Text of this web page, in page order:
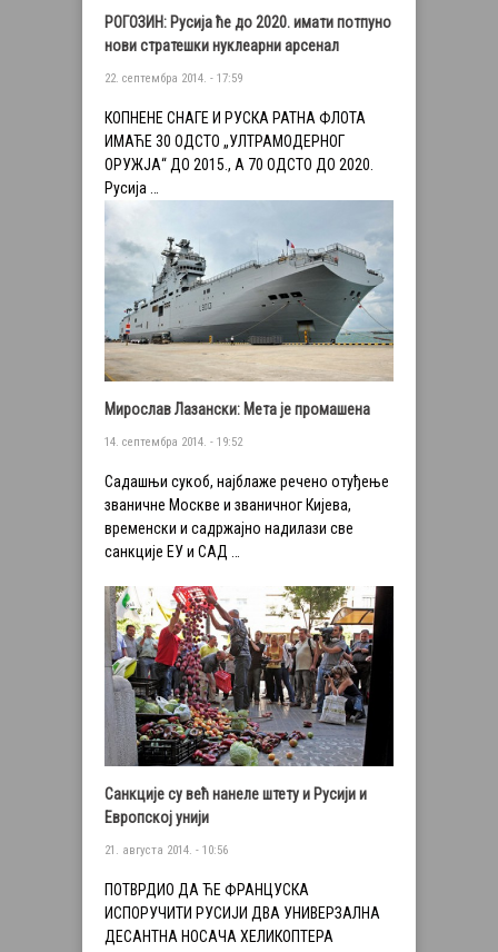
РОГОЗИН: Русија ће до 2020. имати потпуно
нови стратешки нуклеарни арсенал
22. септембра 2014. - 17:59
КОПНЕНЕ СНАГЕ И РУСКА РАТНА ФЛОТА
ИМАЋЕ 30 ОДСТО „УЛТРАМОДЕРНОГ
ОРУЖЈА“ ДО 2015., А 70 ОДСТО ДО 2020.
Русија …
Мирослав Лазански: Мета је промашена
14. септембра 2014. - 19:52
Садашњи сукоб, најблаже речено отуђење
званичне Москве и званичног Кијева,
временски и садржајно надилази све
санкције ЕУ и САД …
Санкције су већ нанеле штету и Русији и
Европској унији
21. августа 2014. - 10:56
ПОТВРДИО ДА ЋЕ ФРАНЦУСКА
ИСПОРУЧИТИ РУСИЈИ ДВА УНИВЕРЗАЛНА
ДЕСАНТНА НОСАЧА ХЕЛИКОПТЕРА